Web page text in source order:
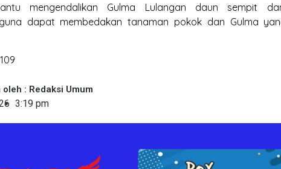
mengendalikan Gulma Lulangan daun sempit
dapat membedakan tanaman pokok dan Gulma
109
: Redaksi Umum
3:19 pm